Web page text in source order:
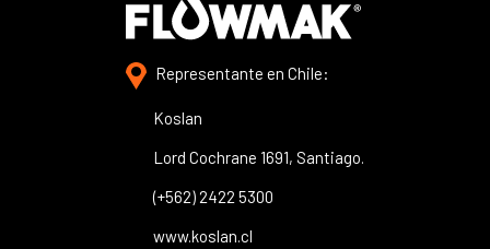
Representante en Chile:
Koslan
Lord Cochrane 1691, Santiago.
(+562) 2422 5300
www.koslan.cl